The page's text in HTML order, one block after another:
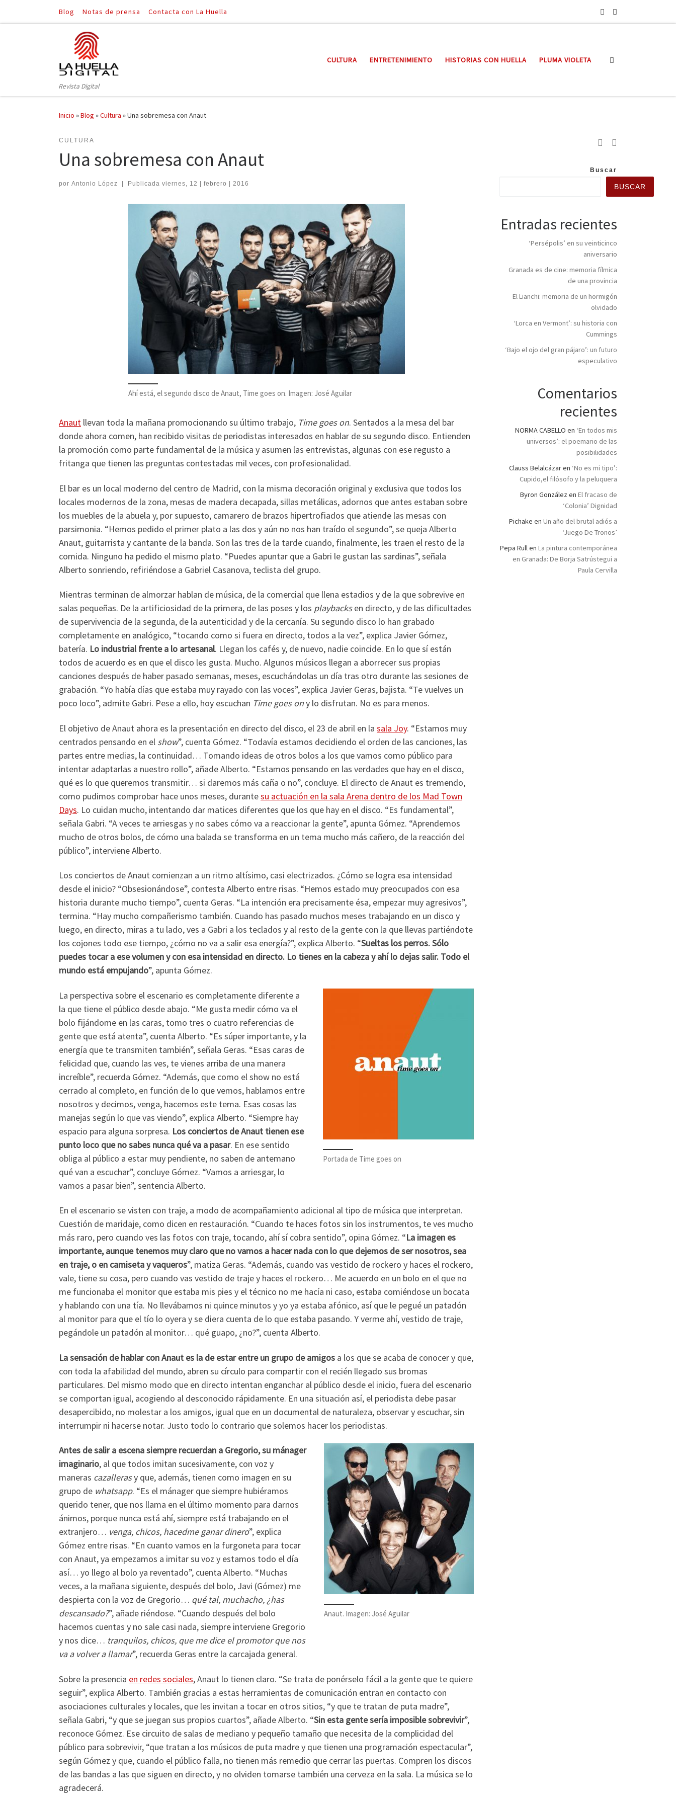
Saltar al contenido
Blog Notas de prensa Contacta con La Huella
Revista Digital
CULTURA ENTRETENIMIENTO HISTORIAS CON HUELLA PLUMA VIOLETA
Inicio »Blog »Cultura »Una sobremesa con Anaut
CULTURA
Una sobremesa con Anaut
por Antonio López Publicada viernes, 12 | febrero | 2016
Ahí está, el segundo disco de Anaut, Time goes on. Imagen: José Aguilar
Anaut llevan toda la mañana promocionando su último trabajo, Time goes on. Sentados a la mesa del bar
donde ahora comen, han recibido visitas de periodistas interesados en hablar de su segundo disco. Entienden
la promoción como parte fundamental de la música y asumen las entrevistas, algunas con ese regusto a
fritanga que tienen las preguntas contestadas mil veces, con profesionalidad.
El bar es un local moderno del centro de Madrid, con la misma decoración original y exclusiva que todos los
locales modernos de la zona, mesas de madera decapada, sillas metálicas, adornos que antes estaban sobre
los muebles de la abuela y, por supuesto, camarero de brazos hipertrofiados que atiende las mesas con
parsimonia. “Hemos pedido el primer plato a las dos y aún no nos han traído el segundo”, se queja Alberto
Anaut, guitarrista y cantante de la banda. Son las tres de la tarde cuando, finalmente, les traen el resto de la
comida. Ninguno ha pedido el mismo plato. “Puedes apuntar que a Gabri le gustan las sardinas”, señala
Alberto sonriendo, refiriéndose a Gabriel Casanova, teclista del grupo.
Mientras terminan de almorzar hablan de música, de la comercial que llena estadios y de la que sobrevive en
salas pequeñas. De la artificiosidad de la primera, de las poses y los playbacksen directo, y de las dificultades
de supervivencia de la segunda, de la autenticidad y de la cercanía. Su segundo disco lo han grabado
completamente en analógico, “tocando como si fuera en directo, todos a la vez”, explica Javier Gómez,
batería. Lo industrial frente a lo artesanal. Llegan los cafés y, de nuevo, nadie coincide. En lo que sí están
todos de acuerdo es en que el disco les gusta. Mucho. Algunos músicos llegan a aborrecer sus propias
canciones después de haber pasado semanas, meses, escuchándolas un día tras otro durante las sesiones de
grabación. “Yo había días que estaba muy rayado con las voces”, explica Javier Geras, bajista. “Te vuelves un
poco loco”, admite Gabri. Pese a ello, hoy escuchan Time goes ony lo disfrutan. No es para menos.
El objetivo de Anaut ahora es la presentación en directo del disco, el 23 de abril en la sala Joy. “Estamos muy
centrados pensando en el show”, cuenta Gómez. “Todavía estamos decidiendo el orden de las canciones, las
partes entre medias, la continuidad… Tomando ideas de otros bolos a los que vamos como público para
intentar adaptarlas a nuestro rollo”, añade Alberto. “Estamos pensando en las verdades que hay en el disco,
qué es lo que queremos transmitir… si daremos más caña o no”, concluye. El directo de Anaut es tremendo,
como pudimos comprobar hace unos meses, durantesu actuación en la sala Arena dentro de los Mad Town
Days. Lo cuidan mucho, intentando dar matices diferentes que los que hay en el disco. “Es fundamental”,
señala Gabri. “A veces te arriesgas y no sabes cómo va a reaccionar la gente”, apunta Gómez. “Aprendemos
mucho de otros bolos, de cómo una balada se transforma en un tema mucho más cañero, de la reacción del
público”, interviene Alberto.
Los conciertos de Anaut comienzan a un ritmo altísimo, casi electrizados. ¿Cómo se logra esa intensidad
desde el inicio? “Obsesionándose”, contesta Alberto entre risas. “Hemos estado muy preocupados con esa
historia durante mucho tiempo”, cuenta Geras. “La intención era precisamente ésa, empezar muy agresivos”,
termina. “Hay mucho compañerismo también. Cuando has pasado muchos meses trabajando en un disco y
luego, en directo, miras a tu lado, ves a Gabri a los teclados y al resto de la gente con la que llevas partiéndote
los cojones todo ese tiempo, ¿cómo no va a salir esa energía?”, explica Alberto. “Sueltas los perros. Sólo
puedes tocar a ese volumen y con esa intensidad en directo. Lo tienes en la cabeza y ahí lo dejas salir. Todo el
mundo está empujando”, apunta Gómez.
Portada de Time goes on
La perspectiva sobre el escenario es completamente diferente a
la que tiene el público desde abajo. “Me gusta medir cómo va el
bolo fijándome en las caras, tomo tres o cuatro referencias de
gente que está atenta”, cuenta Alberto. “Es súper importante, y la
energía que te transmiten también”, señala Geras. “Esas caras de
felicidad que, cuando las ves, te vienes arriba de una manera
increíble”, recuerda Gómez. “Además, que como el show no está
cerrado al completo, en función de lo que vemos, hablamos entre
nosotros y decimos, venga, hacemos este tema. Esas cosas las
manejas según lo que vas viendo”, explica Alberto. “Siempre hay
espacio para alguna sorpresa. Los conciertos de Anaut tienen ese
punto loco que no sabes nunca qué va a pasar. En ese sentido
obliga al público a estar muy pendiente, no saben de antemano
qué van a escuchar”, concluye Gómez. “Vamos a arriesgar, lo
vamos a pasar bien”, sentencia Alberto.
En el escenario se visten con traje, a modo de acompañamiento adicional al tipo de música que interpretan.
Cuestión de maridaje, como dicen en restauración. “Cuando te haces fotos sin los instrumentos, te ves mucho
más raro, pero cuando ves las fotos con traje, tocando, ahí sí cobra sentido”, opina Gómez. “La imagen es
importante, aunque tenemos muy claro que no vamos a hacer nada con lo que dejemos de ser nosotros, sea
en traje, o en camiseta y vaqueros”, matiza Geras. “Además, cuando vas vestido de rockero y haces el rockero,
vale, tiene su cosa, pero cuando vas vestido de traje y haces el rockero… Me acuerdo en un bolo en el que no
me funcionaba el monitor que estaba mis pies y el técnico no me hacía ni caso, estaba comiéndose un bocata
y hablando con una tía. No llevábamos ni quince minutos y yo ya estaba afónico, así que le pegué un patadón
al monitor para que el tío lo oyera y se diera cuenta de lo que estaba pasando. Y verme ahí, vestido de traje,
pegándole un patadón al monitor… qué guapo, ¿no?”, cuenta Alberto.
La sensación de hablar con Anaut es la de estar entre un grupo de amigos a los que se acaba de conocer y que,
con toda la afabilidad del mundo, abren su círculo para compartir con el recién llegado sus bromas
particulares. Del mismo modo que en directo intentan enganchar al público desde el inicio, fuera del escenario
se comportan igual, acogiendo al desconocido rápidamente. En una situación así, el periodista debe pasar
desapercibido, no molestar a los amigos, igual que en un documental de naturaleza, observar y escuchar, sin
interrumpir ni hacerse notar. Justo todo lo contrario que solemos hacer los periodistas.
Anaut. Imagen: José Aguilar
Antes de salir a escena siempre recuerdan a Gregorio, su mánager
imaginario, al que todos imitan sucesivamente, con voz y
maneras cazallerasy que, además, tienen como imagen en su
grupo de whatsapp. “Es el mánager que siempre hubiéramos
querido tener, que nos llama en el último momento para darnos
ánimos, porque nunca está ahí, siempre está trabajando en el
extranjero… venga, chicos, hacedme ganar dinero”, explica
Gómez entre risas. “En cuanto vamos en la furgoneta para tocar
con Anaut, ya empezamos a imitar su voz y estamos todo el día
así… yo llego al bolo ya reventado”, cuenta Alberto. “Muchas
veces, a la mañana siguiente, después del bolo, Javi (Gómez) me
despierta con la voz de Gregorio… qué tal, muchacho, ¿has
descansado?”, añade riéndose. “Cuando después del bolo
hacemos cuentas y no sale casi nada, siempre interviene Gregorio
y nos dice… tranquilos, chicos, que me dice el promotor que nos
va a volver a llamar”, recuerda Geras entre la carcajada general.
Sobre la presencia en redes sociales, Anaut lo tienen claro. “Se trata de ponérselo fácil a la gente que te quiere
seguir”, explica Alberto. También gracias a estas herramientas de comunicación entran en contacto con
asociaciones culturales y locales, que les invitan a tocar en otros sitios, “y que te tratan de puta madre”,
señala Gabri, “y que se juegan sus propios cuartos”, añade Alberto. “Sin esta gente sería imposible sobrevivir”,
reconoce Gómez. Ese circuito de salas de mediano y pequeño tamaño que necesita de la complicidad del
público para sobrevivir, “que tratan a los músicos de puta madre y que tienen una programación espectacular”,
según Gómez y que, cuando el público falla, no tienen más remedio que cerrar las puertas. Compren los discos
de las bandas a las que siguen en directo, y no olviden tomarse también una cerveza en la sala. La música se lo
agradecerá.
Buscar
BUSCAR
Entradas recientes
‘Persépolis’ en su veinticinco
aniversario
Granada es de cine: memoria fílmica
de una provincia
El Lianchi: memoria de un hormigón
olvidado
‘Lorca en Vermont’: su historia con
Cummings
‘Bajo el ojo del gran pájaro’: un futuro
especulativo
Comentarios
recientes
NORMA CABELLO en ‘En todos mis
universos’: el poemario de las
posibilidades
Clauss Belalcázaren ‘No es mi tipo’:
Cupido,el filósofo y la peluquera
Byron González en El fracaso de
‘Colonia’ Dignidad
Pichake en Un año del brutal adiós a
‘Juego De Tronos’
Pepa Rullen La pintura contemporánea
en Granada: De Borja Satrústegui a
Paula Cervilla